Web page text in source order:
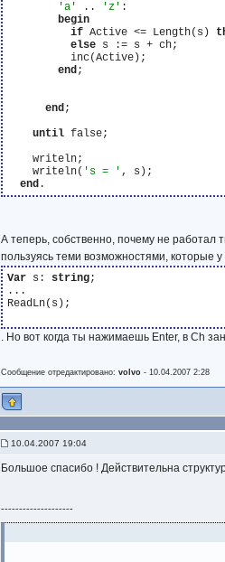
'a'
.. 'z' :
begin
if Active <= Length(s)
else s := s + ch;
          inc(Active);
end;
end;
until false;
    writeln;
    writeln(
's = ' , s);
end
А теперь, собственно, почему не работал
пользуясь теми возможностями, которые
Var s: string;
...
ReadLn(s);
. Но вот когда ты нажимаешь Enter, в Ch
Сообщение отредактировано:volvo -10.04.2007 2:28
10.04.2007 19:04
Большое спасибо ! Действительна
--------------------